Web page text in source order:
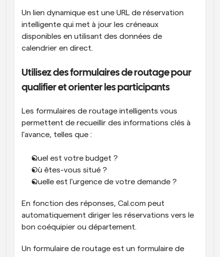
Un lien dynamique est une URL de réservation
intelligente qui met à jour les créneaux
disponibles en utilisant des données de
calendrier en direct.
Utilisez des formulaires de routage pour
qualifier et orienter les participants
Les formulaires de routage intelligents vous
permettent de recueillir des informations clés à
l'avance, telles que :
Quel est votre budget ?
Où êtes-vous situé ?
Quelle est l'urgence de votre demande ?
En fonction des réponses, Cal.com peut
automatiquement diriger les réservations vers le
bon coéquipier ou département.
Un formulaire de routage est un formulaire de